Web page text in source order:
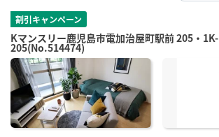
割引キャンペーン
Kマンスリー鹿児島市電加治屋町駅前 205・1K-
205(No.514474)